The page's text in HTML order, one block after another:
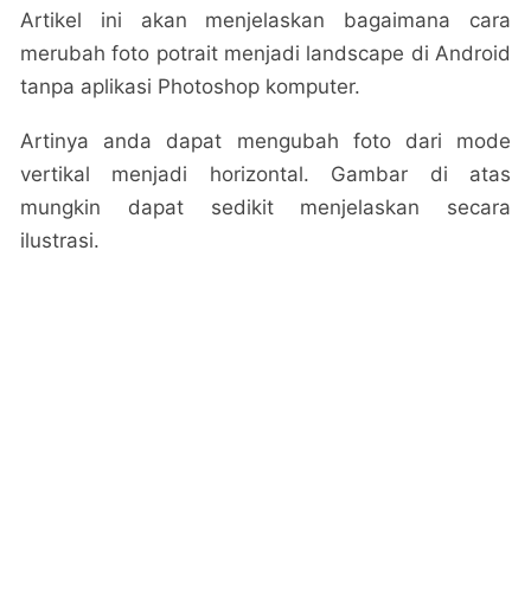
Artikel ini akan menjelaskan bagaimana cara
merubah foto potrait menjadi landscape di Android
tanpa aplikasi Photoshop komputer.
Artinya anda dapat mengubah foto dari mode
vertikal menjadi horizontal. Gambar di atas
mungkin dapat sedikit menjelaskan secara
ilustrasi.